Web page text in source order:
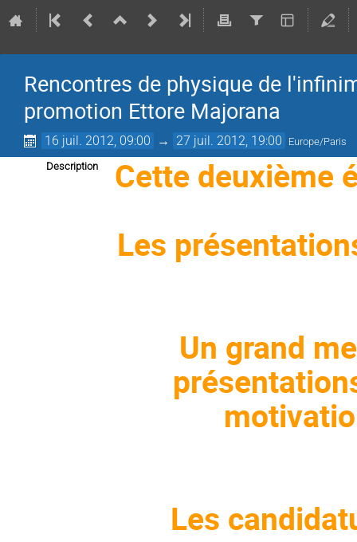
Rencontres de physique de
promotion Ettore Majorana
16 juil. 2012, 09:00 → 27 juil. 2012, 19:00 Europe/Paris
Description
Cette deuxième
Les
Un grand
Les